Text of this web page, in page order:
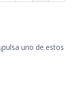
uno de estos